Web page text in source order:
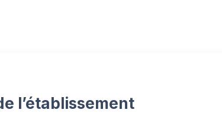
l’établissement